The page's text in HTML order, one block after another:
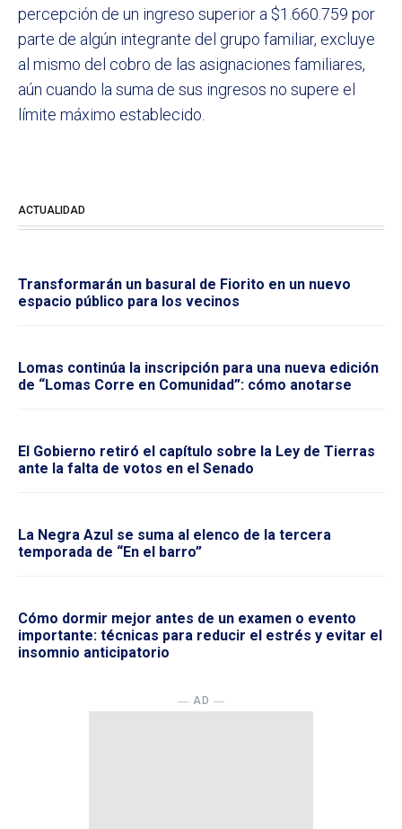
percepción de un ingreso superior a $1.660.759 por
parte de algún integrante del grupo familiar, excluye
al mismo del cobro de las asignaciones familiares,
aún cuando la suma de sus ingresos no supere el
límite máximo establecido.
ACTUALIDAD
Transformarán un basural de Fiorito en un nuevo
espacio público para los vecinos
Lomas continúa la inscripción para una nueva edición
de “Lomas Corre en Comunidad”: cómo anotarse
El Gobierno retiró el capítulo sobre la Ley de Tierras
ante la falta de votos en el Senado
La Negra Azul se suma al elenco de la tercera
temporada de “En el barro”
Cómo dormir mejor antes de un examen o evento
importante: técnicas para reducir el estrés y evitar el
insomnio anticipatorio
― AD ―